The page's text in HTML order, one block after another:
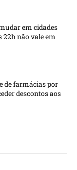
em cidades
22h não vale em
de farmácias por
descontos aos